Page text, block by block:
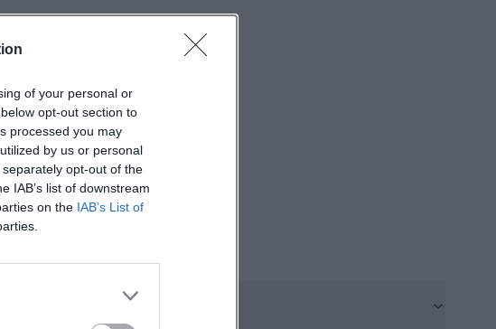
of your personal or
opt-out section to
processed you may
by us or personal
opt-out of the
IAB’s list of downstream
on the IAB’s List of
Tag verteilt zu bringen
sind in der Regel
Die Lagevorteile
Themenräume benannt;
es sich um eine zentrale
berücksichtigt wird.
ergänzenden
die passende Parkoption
findet hier ein